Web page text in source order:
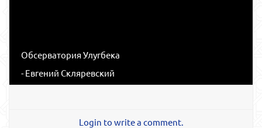
Обсерватория Улугбека
- Евгений Скляревский
Login to write a comment.